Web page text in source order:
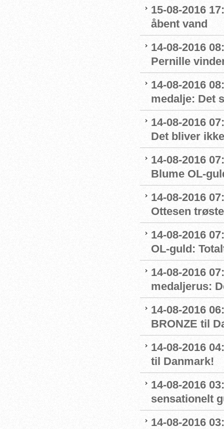
15-08-2016
åbent vand
14-08-2016
Pernille
14-08-2016
medalje: Det
14-08-2016
Det bliver
14-08-2016
Blume OL-
14-08-2016
Ottesen
14-08-2016
OL-guld:
14-08-2016
medaljerus:
14-08-2016
BRONZE til
14-08-2016
til Danmark!
14-08-2016
sensationelt
14-08-2016